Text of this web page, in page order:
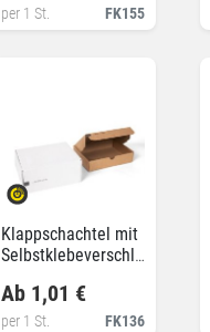
FK155
per 1 St.
Klappschachtel mit
Selbstklebeverschluss
FK136
Ab 1,01 €
per 1 St.